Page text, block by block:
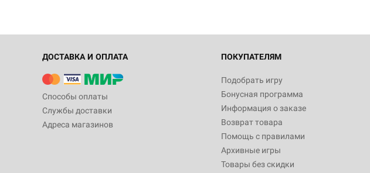
ДОСТАВКА И ОПЛАТА
Способы оплаты
Службы доставки
Адреса магазинов
ПОКУПАТЕЛЯМ
Подобрать игру
Бонусная программа
Информация о заказе
Возврат товара
Помощь с правилами
Архивные игры
Товары без скидки